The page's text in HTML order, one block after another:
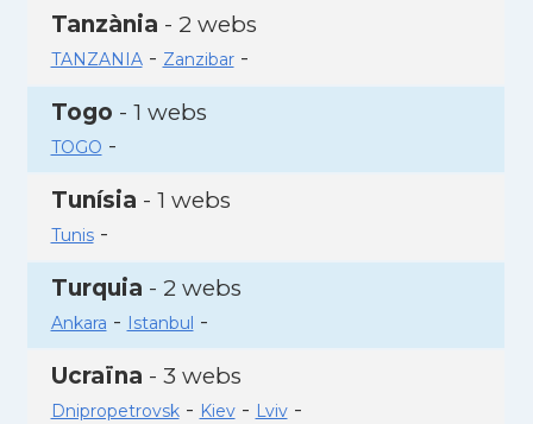
Tanzània - 2 webs
TANZANIA- Zanzibar-
Togo - 1 webs
TOGO -
Tunísia - 1 webs
Tunis-
Turquia - 2 webs
Ankara - Istanbul -
Ucraïna - 3 webs
Dnipropetrovsk- Kiev- Lviv-